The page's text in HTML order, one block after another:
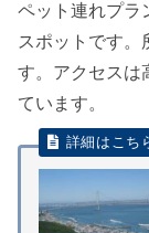
ペット連れプラ
スポットです。
す。アクセスは
ています。